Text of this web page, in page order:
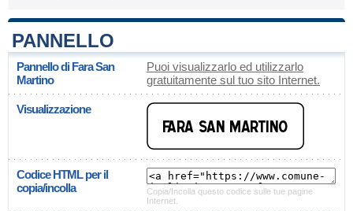
PANNELLO
Pannello di Fara San
Martino
Puoi visualizzarlo ed utilizzarlo
gratuitamente sul tuo sito Internet.
Visualizzazione
Codice HTML per il
copia/incolla
Copia/Incolla questo codice sulle tue pagine
Internet.